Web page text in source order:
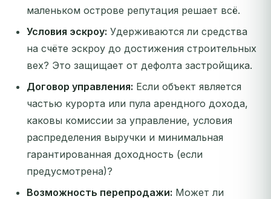
маленьком острове репутация решает всё.
Условия эскроу: Удерживаются ли средства
на счёте эскроу до достижения строительных
вех? Это защищает от дефолта застройщика.
Договор управления: Если объект является
частью курорта или пула арендного дохода,
каковы комиссии за управление, условия
распределения выручки и минимальная
гарантированная доходность (если
предусмотрена)?
Возможность перепродажи: Может ли